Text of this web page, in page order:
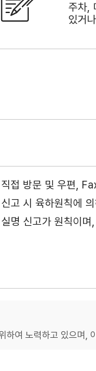
주차,
있거
직접 방문 및 우편,
신고 시 육하원칙에
실명 신고가 원칙이
여 노력하고 있으며,